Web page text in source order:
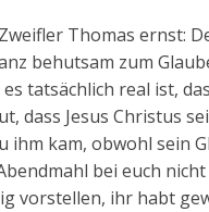
Thomas ernst:
behutsam zum
tatsächlich real ist,
dass Jesus Christus
ihm kam, obwohl sein
bei euch
vorstellen, ihr habt